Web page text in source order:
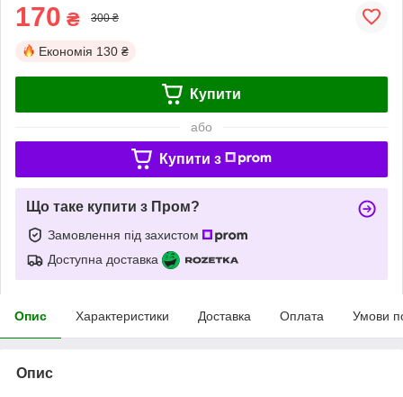
170 ₴ 300 ₴
Економія 130 ₴
Купити
або
Купити з
Що таке купити з Пром?
Замовлення під захистом
Доступна доставка
Опис Характеристики Доставка Оплата Умови
Опис